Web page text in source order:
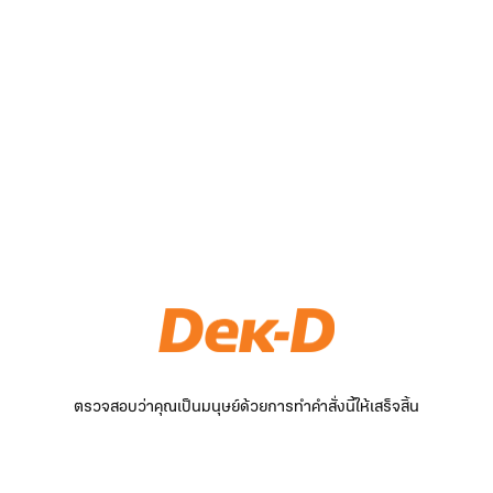
ตรวจสอบว่าคุณเป็นมนุษย์ด้วยการทำคำสั่งนี้ให้เสร็จสิ้น